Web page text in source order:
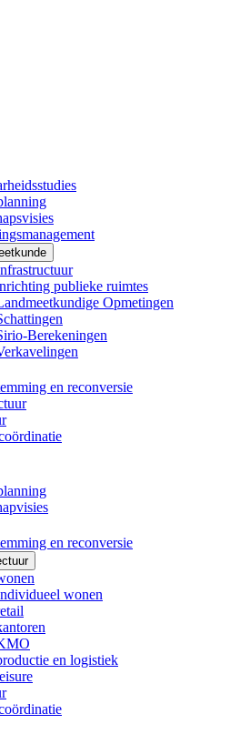
publieke ruimtes
Opmetingen
Berekeningen
en reconversie
en reconversie
wonen
en logistiek